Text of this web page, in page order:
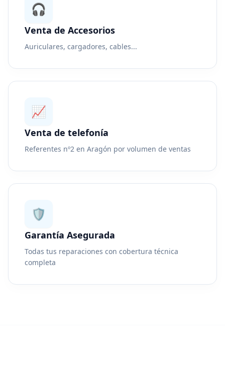
🎧
Venta de Accesorios
Auriculares, cargadores, cables...
📈
Venta de telefonía
Referentes nº2 en Aragón por volumen de ventas
🛡️
Garantía Asegurada
Todas tus reparaciones con cobertura técnica
completa